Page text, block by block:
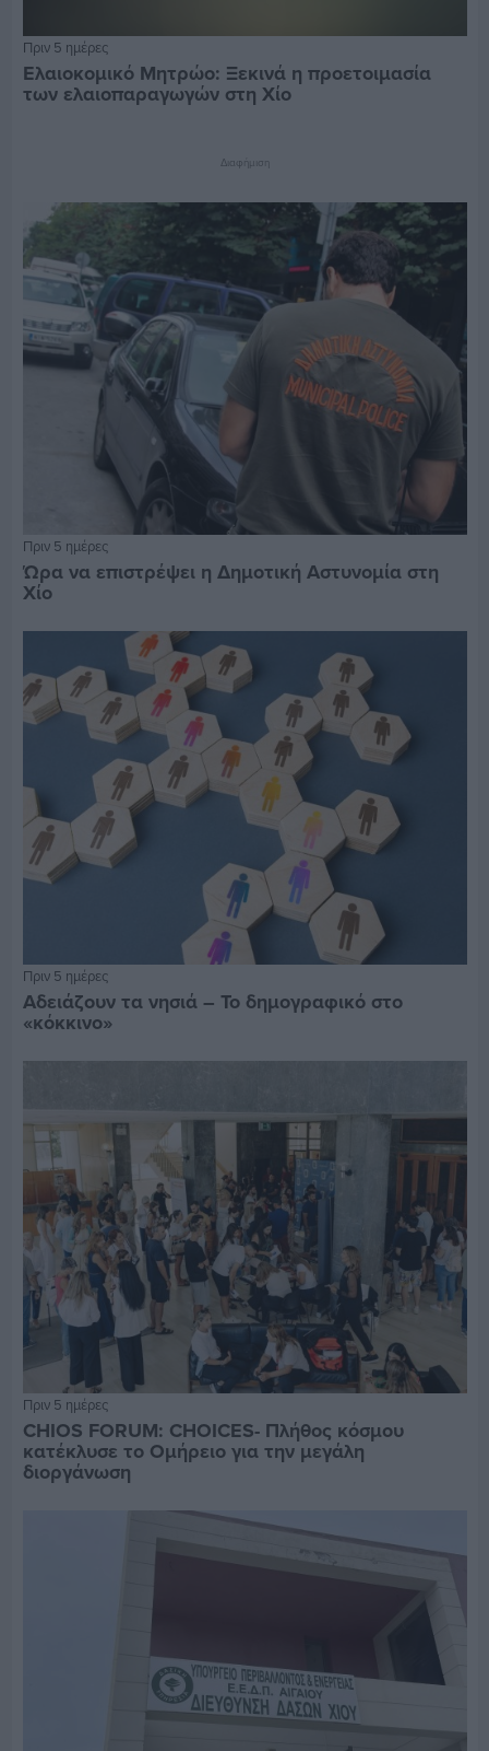
Πριν 5 ημέρες
Ελαιοκομικό Μητρώο: Ξεκινά η προετοιμασία
των ελαιοπαραγωγών στη Χίο
Διαφήμιση
Πριν 5 ημέρες
Ώρα να επιστρέψει η Δημοτική Αστυνομία στη
Χίο
Πριν 5 ημέρες
Αδειάζουν τα νησιά – Το δημογραφικό στο
«κόκκινο»
Πριν 5 ημέρες
CHIOS FORUM: CHOICES- Πλήθος κόσμου
κατέκλυσε το Ομήρειο για την μεγάλη
διοργάνωση